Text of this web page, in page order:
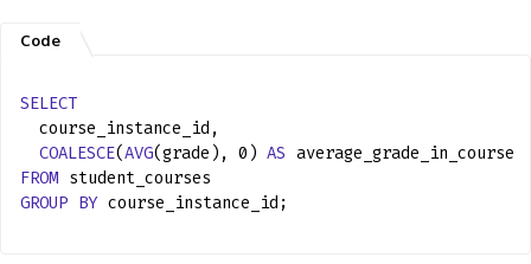
SELECT
course_instance_id,
COALESCE(AVG(grade), 0) AS average_grade_in_course
FROM student_courses
GROUP BY course_instance_id;